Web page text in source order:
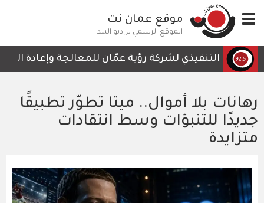
إلى
المحتوى
الرئيسي
Toggle
navigation
موقع عمان نت
الموقع الرسمي لراديو البلد
الرئيس التنفيذي لشركة رؤية عمّان للمعالجة وإعادة
رهانات بلا أموال.. ميتا تطوّر تطبيقًا
جديدًا للتنبؤات وسط انتقادات
متزايدة